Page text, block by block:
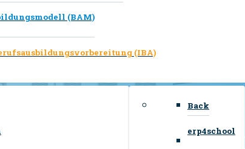
(BAM)
(IBA)
Back
erp4school